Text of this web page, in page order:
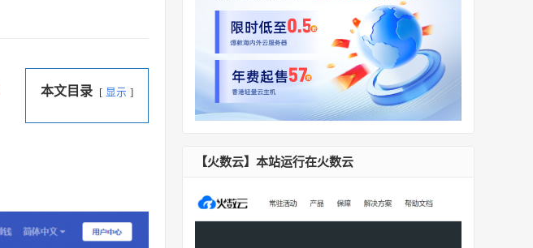
本文目录 显示
【火数云】本站运行在火数云